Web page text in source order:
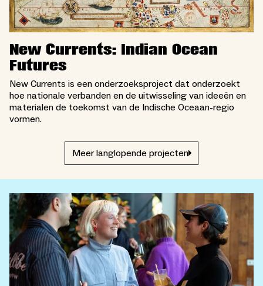
New Currents: Indian Ocean
Futures
New Currents is een onderzoeksproject dat onderzoekt
hoe nationale verbanden en de uitwisseling van ideeën en
materialen de toekomst van de Indische Oceaan-regio
vormen.
Meer langlopende projecten